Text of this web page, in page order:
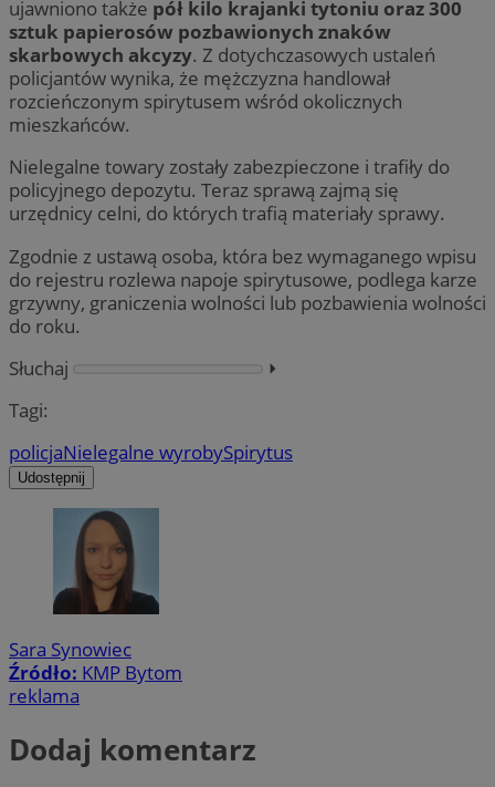
ujawniono także pół kilo krajanki tytoniu oraz 300
sztuk papierosów pozbawionych znaków
skarbowych akcyzy. Z dotychczasowych ustaleń
policjantów wynika, że mężczyzna handlował
rozcieńczonym spirytusem wśród okolicznych
mieszkańców.
Nielegalne towary zostały zabezpieczone i trafiły do
policyjnego depozytu. Teraz sprawą zajmą się
urzędnicy celni, do których trafią materiały sprawy.
Zgodnie z ustawą osoba, która bez wymaganego wpisu
do rejestru rozlewa napoje spirytusowe, podlega karze
grzywny, graniczenia wolności lub pozbawienia wolności
do roku.
Słuchaj
⏵︎
Tagi:
policjaNielegalne wyrobySpirytus
Udostępnij
Sara Synowiec
Źródło: KMP Bytom
reklama
Dodaj komentarz